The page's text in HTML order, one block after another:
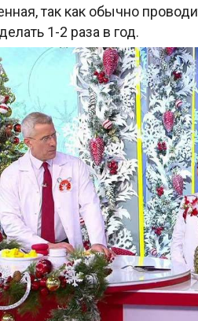
так как обычно
1-2 раза в год.